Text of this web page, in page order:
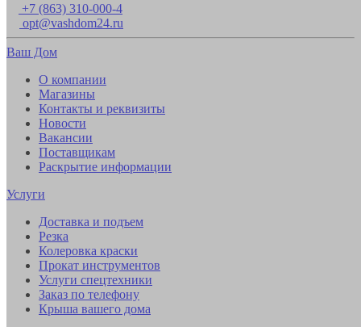
+7 (863) 310-000-4
opt@vashdom24.ru
Ваш Дом
О компании
Магазины
Контакты и реквизиты
Новости
Вакансии
Поставщикам
Раскрытие информации
Услуги
Доставка и подъем
Резка
Колеровка краски
Прокат инструментов
Услуги спецтехники
Заказ по телефону
Крыша вашего дома